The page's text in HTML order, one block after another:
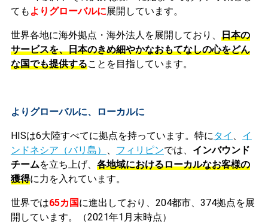
ても よりグローバルに展開しています。
世界各地に海外拠点・海外法人を展開しており、 日本の
サービスを、日本のきめ細やかなおもてなしの心をどん
な国でも提供すること を目指しています。
よりグローバルに、ローカルに
HISは6大陸すべてに拠点を持っています。特にタイ 、 イ
ンドネシア（バリ島）
、 フィリピンでは、 インバウンド
チームを立ち上げ、 各地域におけるローカルなお客様の
獲得に力を入れています。
世界では65カ国に進出しており、 204都市、374拠点を展
開しています。（2021年1月末時点）